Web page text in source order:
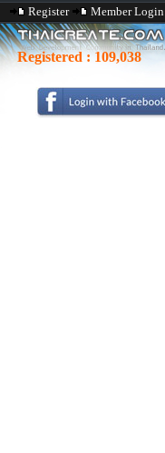
Register Member Login
Registered : 109,038